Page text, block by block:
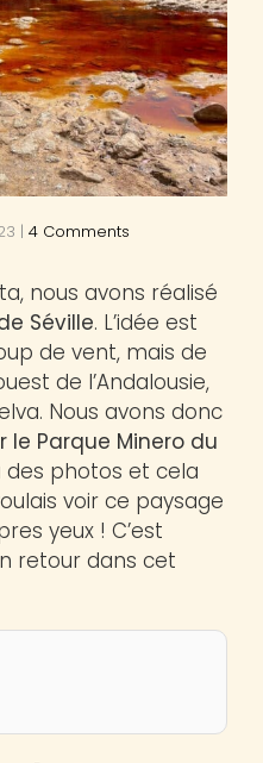
| 4 Comments
nous avons réalisé
Séville. L’idée est
de vent, mais de
de l’Andalousie,
Nous avons donc
le Parque Minero du
des photos et cela
voir ce paysage
yeux ! C’est
retour dans cet